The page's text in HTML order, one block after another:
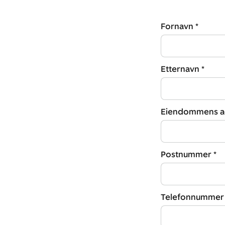
Fornavn *
Etternavn *
Eiendommens
Postnummer *
Telefonnummer